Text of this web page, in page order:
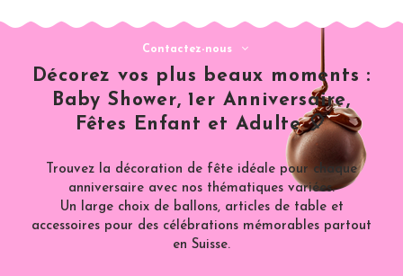
Contactez-nous
Décorez vos plus beaux moments :
Baby Shower, 1er Anniversaire,
Fêtes Enfant et Adulte 🎈
Trouvez la décoration de fête idéale pour chaque
anniversaire avec nos thématiques variées.
Un large choix de ballons, articles de table et
accessoires pour des célébrations mémorables partout
en Suisse.